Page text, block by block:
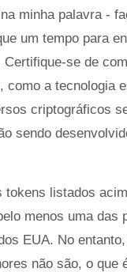
minha palavra -
um tempo para
se de
como a tecnologia
criptográficos
sendo
tokens listados
menos uma das
EUA. No
não são, o que